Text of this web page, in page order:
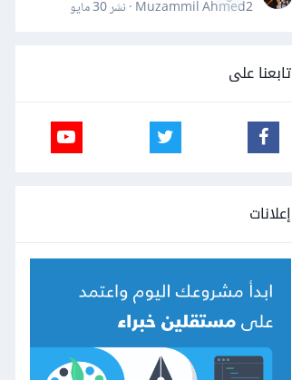
Muzammil Ahmed2 · نشر
30 مايو
تابعنا على
إعلانات